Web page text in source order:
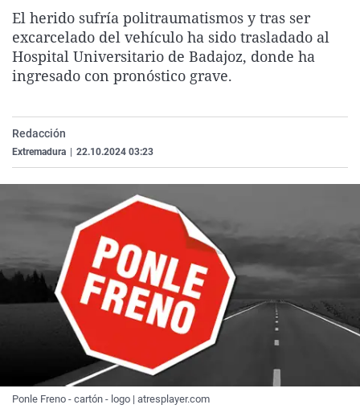
La rosa de los vientos
Gente viajera
Como el perro y el
Caso
Retornados
Equipo de
Extremadura
Galicia
La Rioja
Virales
Televisión
Elecciones
El herido sufría politraumatismos y tras ser
excarcelado del vehículo ha sido trasladado al
Hospital Universitario de Badajoz, donde ha
ingresado con pronóstico grave.
Redacción
Extremadura 22.10.2024 03:23
Ponle Freno - cartón - logo | atresplayer.com